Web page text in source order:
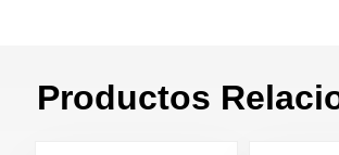
Productos